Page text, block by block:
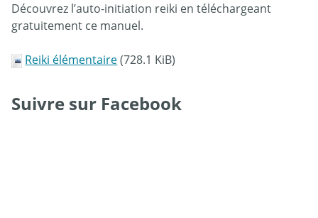
Découvrez l’auto-initiation reiki en téléchargeant
gratuitement ce manuel.
Reiki élémentaire(728.1 KiB)
Suivre sur Facebook